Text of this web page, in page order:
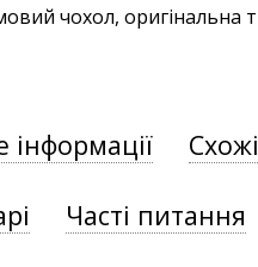
чохол, оригінальна
інформації
Часті питання